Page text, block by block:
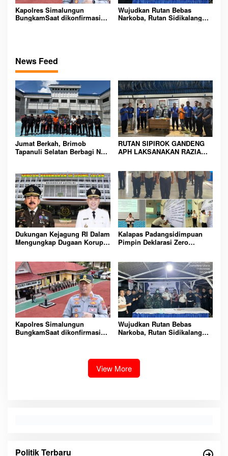
Kapolres Simalungun
BungkamSaat dikonfirmasi
Wujudkan Rutan Bebas
Narkoba, Rutan Sidikalang
News Feed
Jumat Berkah, Brimob
Tapanuli Selatan Berbagi Nasi
RUTAN SIPIROK GANDENG
APH LAKSANAKAN RAZIA
LINGKUNGAN
PEMASYARAKATAN YANG
AMAN
Dukungan Kejagung RI Dalam
Mengungkap Dugaan Korupsi
Dan Tangkap!
Kalapas Padangsidimpuan
Pimpin Deklarasi Zero
Padangsidimpuan
Kapolres Simalungun
BungkamSaat dikonfirmasi
Dikecamatan gunung malela
Wujudkan Rutan Bebas
Narkoba, Rutan Sidikalang
View More
Politik Terbaru